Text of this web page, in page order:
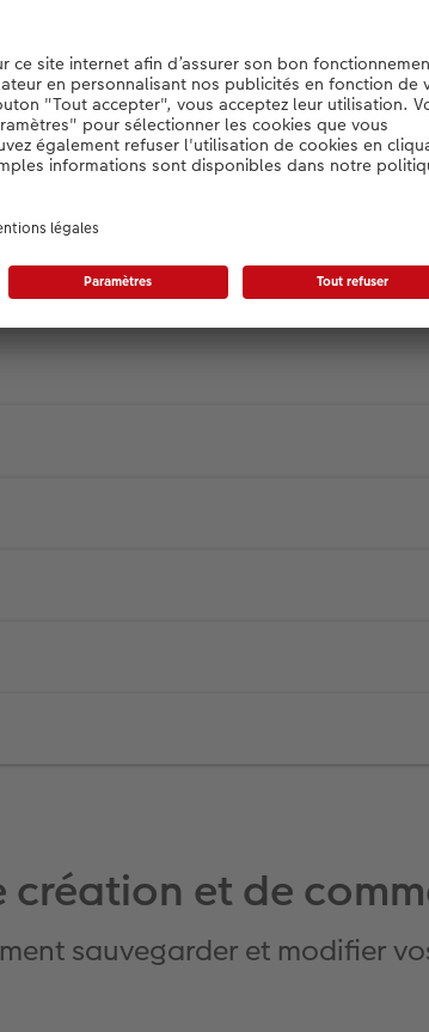
90 28. Du lundi au
pouvez aussi nous
: contact@cewe.ch
création et de
sauvegarder et modifier